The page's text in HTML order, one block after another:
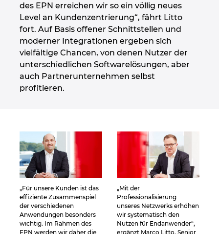
des EPN erreichen wir so ein völlig neues
Level an Kundenzentrierung“, fährt Litto
fort. Auf Basis offener Schnittstellen und
moderner Integrationen ergeben sich
vielfältige Chancen, von denen Nutzer der
unterschiedlichen Softwarelösungen, aber
auch Partnerunternehmen selbst
profitieren.
„Für unsere Kunden ist das
effiziente Zusammenspiel
der verschiedenen
Anwendungen besonders
wichtig. Im Rahmen des
EPN werden wir daher die
„Mit der
Professionalisierung
unseres Netzwerks erhöhen
wir systematisch den
Nutzen für Endanwender“,
ergänzt Marco Litto, Senior
Singapur
Slowakei
Slowenien
Spanien
Südkorea
Thailand
Tschechische Republik
Türkei